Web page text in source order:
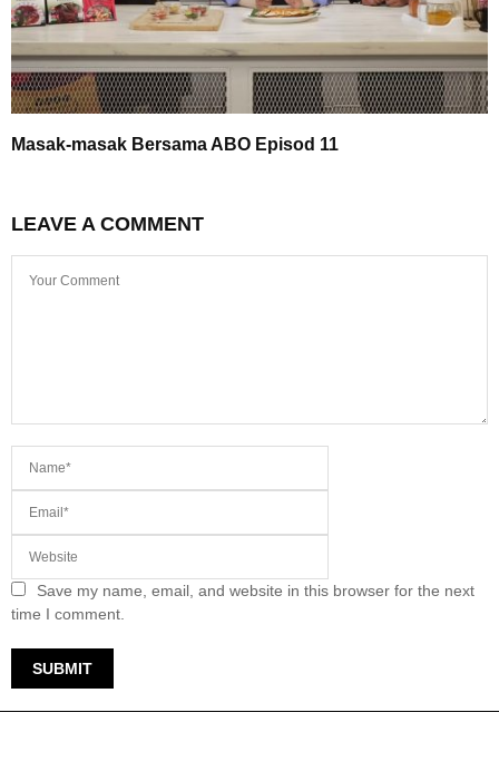
Masak-masak Bersama ABO Episod 11
LEAVE A COMMENT
Save my name, email, and website in this browser for the next
time I comment.